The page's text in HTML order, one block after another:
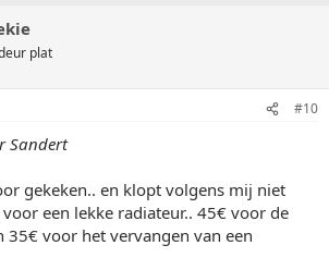
plat
#10
Sandert
gekeken.. en klopt volgens mij niet
een lekke radiateur.. 45€ voor de
35€ voor het vervangen van een